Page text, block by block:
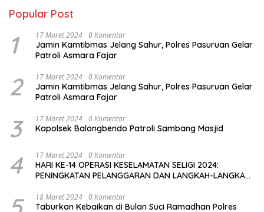
Popular Post
1 17 Maret 2024 0 Komentar
Jamin Kamtibmas Jelang Sahur, Polres Pasuruan Gelar
Patroli Asmara Fajar
2 17 Maret 2024 0 Komentar
Jamin Kamtibmas Jelang Sahur, Polres Pasuruan Gelar
Patroli Asmara Fajar
3 17 Maret 2024 0 Komentar
Kapolsek Balongbendo Patroli Sambang Masjid
4 17 Maret 2024 0 Komentar
HARI KE-14 OPERASI KESELAMATAN SELIGI 2024:
PENINGKATAN PELANGGARAN DAN LANGKAH-LANGKAH
18 Maret 2024 0 Komentar
Taburkan Kebaikan di Bulan Suci Ramadhan Polres